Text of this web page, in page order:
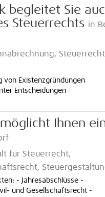
begleitet Sie
Steuerrechts in
von Existenzgründungen
Entscheidungen
Ihnen
für Steuerrecht,
- Jahresabschlüsse -
und Gesellschaftsrecht -